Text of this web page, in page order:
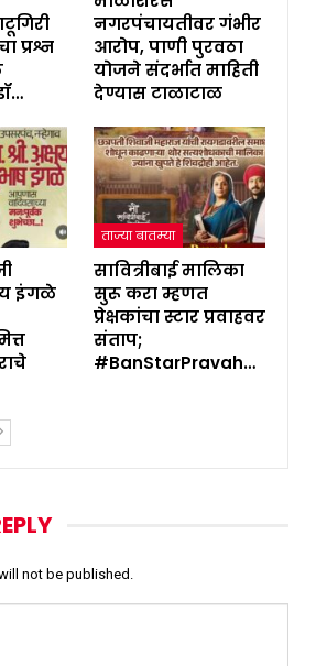
प्रश्न
नगरपंचायतीवर गंभीर
आरोप, पाणी पुरवठा
योजने संदर्भात माहिती
देण्यास टाळाटाळ
इंगळे
ताज्या बातम्या
सावित्रीबाई मालिका
सुरू करा म्हणत
प्रेक्षकांचा स्टार प्रवाहवर
संताप;
#BanStarPravah…
not be published.